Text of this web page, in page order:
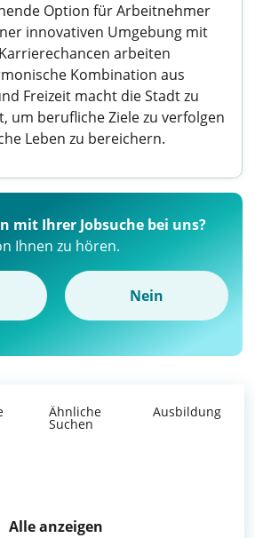
Option für Arbeitnehmer
innovativen Umgebung mit
arbeiten
Kombination aus
Freizeit macht die Stadt zu
um berufliche Ziele zu verfolgen
Leben zu bereichern.
mit Ihrer Jobsuche bei uns?
Ihnen zu hören.
Nein
Ähnliche
Suchen
Ausbildung
Alle anzeigen